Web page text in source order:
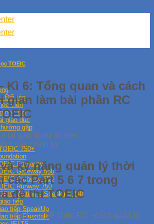
Đối tác
viên
học tập
giáo dục
gặp
750+
Entryway
Gateway 550
Pathway 650
Runway 750
Writing – Speaking 240
tiếp
tiếp SpeakUp
tiếp Fluentalk
TOEIC
Kì 6: Tổng quan và cách
gian làm bài phần RC
lại gặp nhau rồi hén.
nay chính là
kỹ năng quản lý thời
các Part 5 6 7 trong
đề thi TOEIC